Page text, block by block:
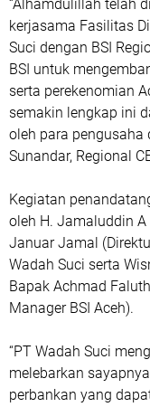
“Alhamdulillah telah
kerjasama Fasilitas
Suci dengan BSI
BSI untuk
serta perekenomian
semakin lengkap ini
oleh para pengusaha
Sunandar, Regional
Kegiatan
oleh H. Jamaluddin A
Januar Jamal
Wadah Suci serta
Bapak Achmad
Manager BSI Aceh).
“PT Wadah Suci
melebarkan
perbankan yang